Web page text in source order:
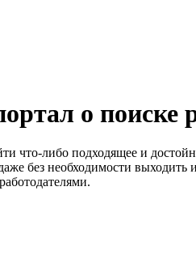
о
что-либо подходящее и
без необходимости